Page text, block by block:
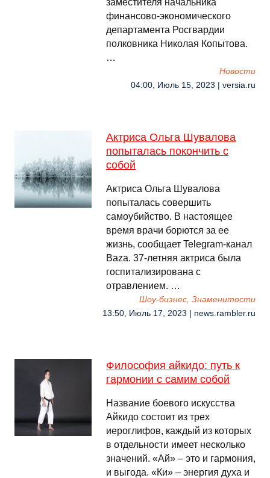
заместителя начальника
финансово-экономического
департамента Росгвардии
полковника Николая Копытова.
…
Новости
04:00, Июль 15, 2023 | versia.ru
Актриса Ольга Шувалова
попыталась покончить с
собой
Актриса Ольга Шувалова
попыталась совершить
самоубийство. В настоящее
время врачи борются за ее
жизнь, сообщает Telegram-канал
Baza. 37-летняя актриса была
госпитализирована с
отравлением. …
Шоу-бизнес, Знаменитости
13:50, Июль 17, 2023 | news.rambler.ru
Философия айкидо: путь к
гармонии с самим собой
Название боевого искусства
Айкидо состоит из трех
иероглифов, каждый из которых
в отдельности имеет несколько
значений. «Ай» – это и гармония,
и выгода. «Ки» – энергия духа и